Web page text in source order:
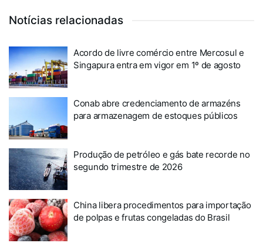
Notícias relacionadas
Acordo de livre comércio entre Mercosul e
Singapura entra em vigor em 1º de agosto
Conab abre credenciamento de armazéns
para armazenagem de estoques públicos
Produção de petróleo e gás bate recorde no
segundo trimestre de 2026
China libera procedimentos para importação
de polpas e frutas congeladas do Brasil